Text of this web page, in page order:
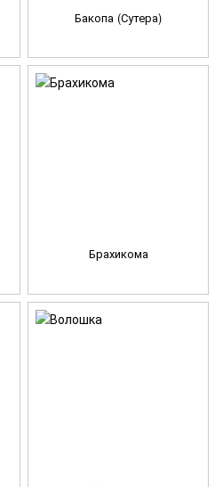
Бакопа (Сутера)
Брахикома